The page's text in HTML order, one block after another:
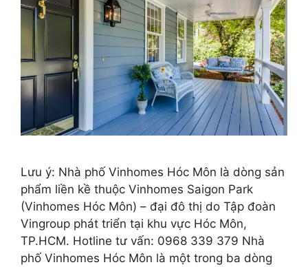
Lưu ý: Nhà phố Vinhomes Hóc Môn là dòng sản
phẩm liền kề thuộc Vinhomes Saigon Park
(Vinhomes Hóc Môn) – đại đô thị do Tập đoàn
Vingroup phát triển tại khu vực Hóc Môn,
TP.HCM. Hotline tư vấn: 0968 339 379 Nhà
phố Vinhomes Hóc Môn là một trong ba dòng